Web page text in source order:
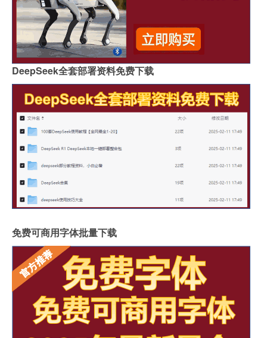
DeepSeek全套部署资料免费下载
免费可商用字体批量下载